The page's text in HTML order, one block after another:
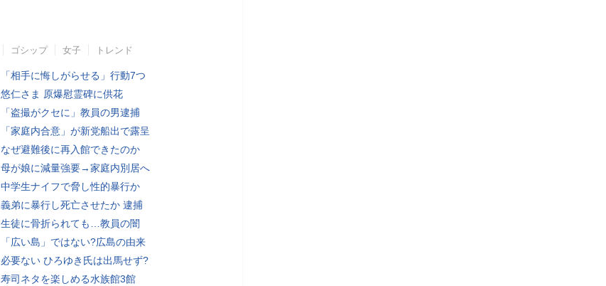
ゴシップ 女子 トレンド
「相手に悔しがらせる」行動7つ
悠仁さま 原爆慰霊碑に供花
「盗撮がクセに」教員の男逮捕
「家庭内合意」が新党船出で露呈
なぜ避難後に再入館できたのか
母が娘に減量強要→家庭内別居へ
中学生ナイフで脅し性的暴行か
義弟に暴行し死亡させたか 逮捕
生徒に骨折られても…教員の闇
「広い島」ではない?広島の由来
必要ない ひろゆき氏は出馬せず?
寿司ネタを楽しめる水族館3館